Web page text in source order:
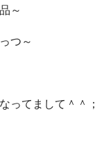
～
つ～
ってまして＾＾；